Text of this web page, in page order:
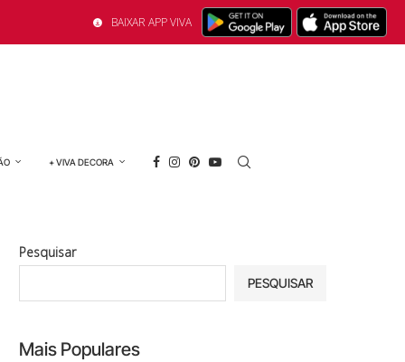
BAIXAR APP VIVA
+ VIVA DECORA
Pesquisar
PESQUISAR
Mais Populares